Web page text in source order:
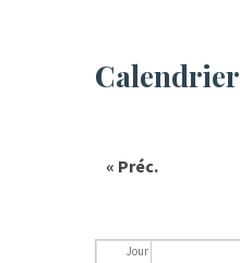
Calendrier
« Préc.
Jour